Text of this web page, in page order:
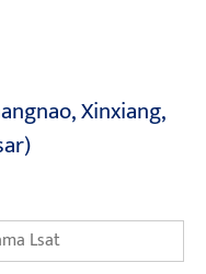
Xinxiang,